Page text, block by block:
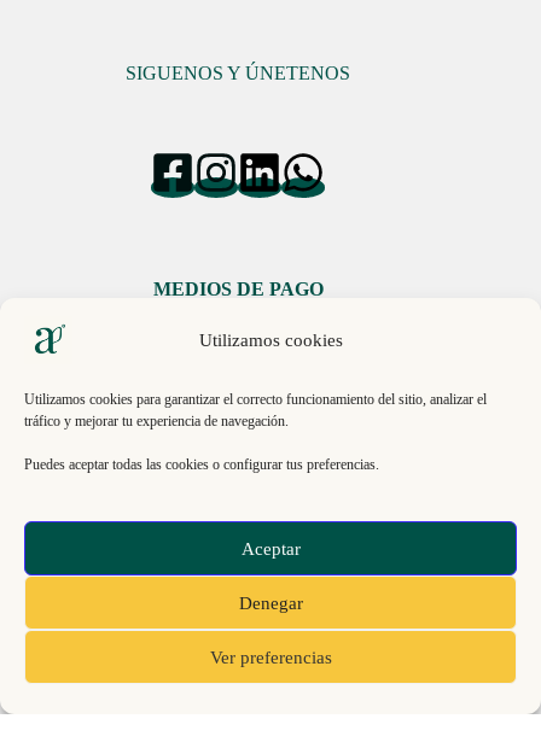
Utilizamos cookies
Utilizamos cookies para garantizar el correcto funcionamiento del sitio, analizar el
tráfico y mejorar tu experiencia de navegación.
Puedes aceptar todas las cookies o configurar tus preferencias.
Aceptar
Denegar
Ver preferencias
SIGUENOS Y ÚNETENOS
MEDIOS DE PAGO
Libro de Reclamaciones
© 2026, ECO INNOVACIÓN SAC. RUC 20613151193 .
Todos los derechos reservados | La Molina 15026, Lima,
Perú.